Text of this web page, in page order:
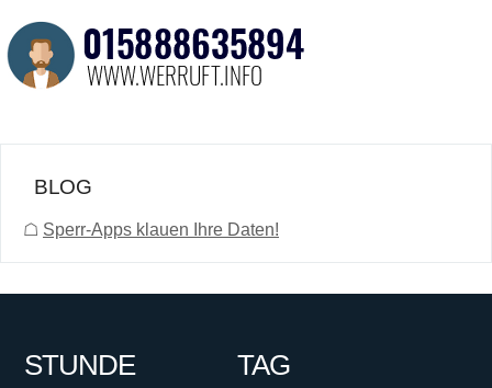
BLOG
☖ Sperr-Apps klauen Ihre Daten!
STUNDE TAG